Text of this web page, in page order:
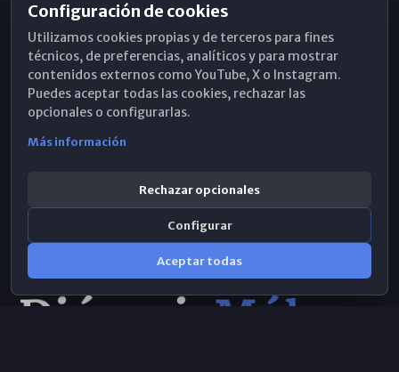
Horarios de Misa
Hemeroteca
WhatsApp
Configuración de cookies
Utilizamos cookies propias y de terceros para fines
técnicos, de preferencias, analíticos y para mostrar
contenidos externos como YouTube, X o Instagram.
Puedes aceptar todas las cookies, rechazar las
opcionales o configurarlas.
Más información
Rechazar opcionales
Configurar
Aceptar todas